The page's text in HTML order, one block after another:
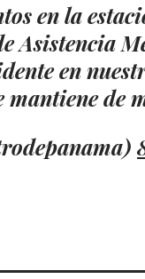
en la
Asistencia
en
de